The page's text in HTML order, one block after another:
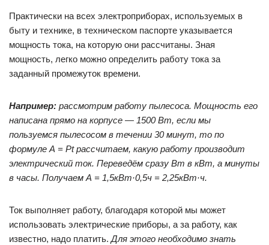
Практически на всех электроприборах, используемых в
быту и технике, в техническом паспорте указывается
мощность тока, на которую они рассчитаны. Зная
мощность, легко можно определить работу тока за
заданный промежуток времени.
Например: рассмотрим работу пылесоса. Мощность его
написана прямо на корпусе — 1500 Вт, если мы
пользуемся пылесосом в течении 30 минут, то по
формуле А = Рt рассчитаем, какую работу производит
электрический ток. Переведём сразу Вт в кВт, а минуты
в часы. Получаем А = 1,5кВт·0,5ч = 2,25кВт·ч.
Ток выполняет работу, благодаря которой мы может
использовать электрические приборы, а за работу, как
известно, надо платить. Для этого необходимо знать